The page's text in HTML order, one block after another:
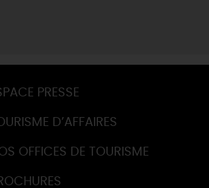
PRESSE
D’AFFAIRES
OFFICES DE TOURISME